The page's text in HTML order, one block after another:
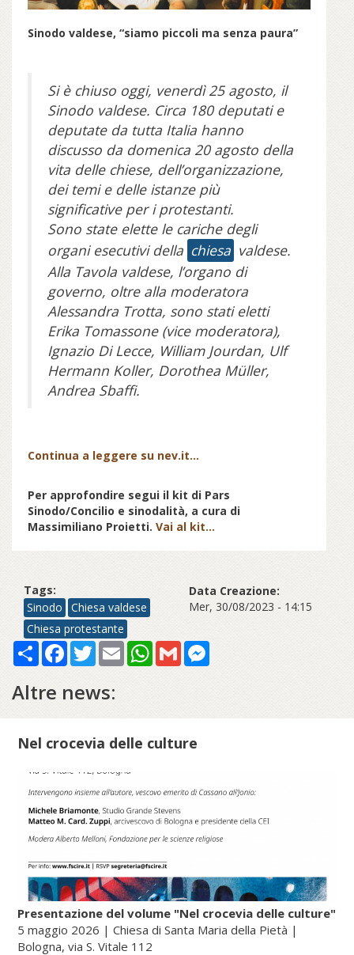
Sinodo valdese, “siamo piccoli ma senza paura”
Si è chiuso oggi, venerdì 25 agosto, il
Sinodo valdese. Circa 180 deputati e
deputate da tutta Italia hanno
discusso da domenica 20 agosto della
vita delle chiese, dell’organizzazione,
dei temi e delle istanze più
significative per i protestanti.
Sono state elette le cariche degli
organi esecutivi della chiesa valdese.
Alla Tavola valdese, l’organo di
governo, oltre alla moderatora
Alessandra Trotta, sono stati eletti
Erika Tomassone (vice moderatora),
Ignazio Di Lecce, William Jourdan, Ulf
Hermann Koller, Dorothea Müller,
Andrea Sbaffi.
Continua a leggere su nev.it...
Per approfondire segui il kit di Pars
Sinodo/Concilio e sinodalità, a cura di
Massimiliano Proietti. Vai al kit...
Tags:
Sinodo
Chiesa valdese
Chiesa protestante
Data Creazione:
Mer, 30/08/2023 - 14:15
Share Facebook
TwitterEmail WhatsApp
Gmail
Altre news:
Nel crocevia delle culture
Presentazione del volume "Nel crocevia delle culture"
5 maggio 2026 | Chiesa di Santa Maria della Pietà |
Bologna, via S. Vitale 112